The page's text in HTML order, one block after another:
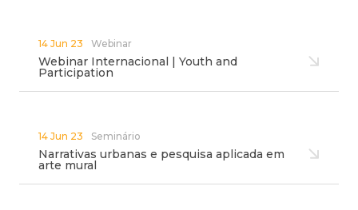
14 Jun 23 Webinar
Webinar Internacional | Youth and
Participation
14 Jun 23 Seminário
Narrativas urbanas e pesquisa aplicada em
arte mural